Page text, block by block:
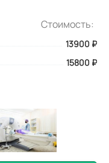
Стоимость:
13900 ₽
15800 ₽